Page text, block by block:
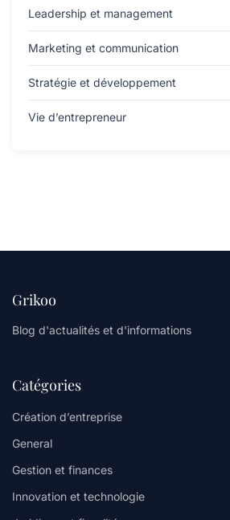
Leadership et management
Marketing et communication
Stratégie et développement
Vie d’entrepreneur
Grikoo
Blog d'actualités et d'informations
Catégories
Création d’entreprise
General
Gestion et finances
Innovation et technologie